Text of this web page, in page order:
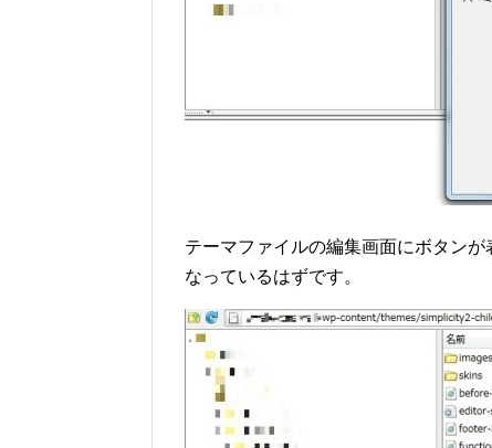
テーマファイルの編集画面にボタン
なっているはずです。